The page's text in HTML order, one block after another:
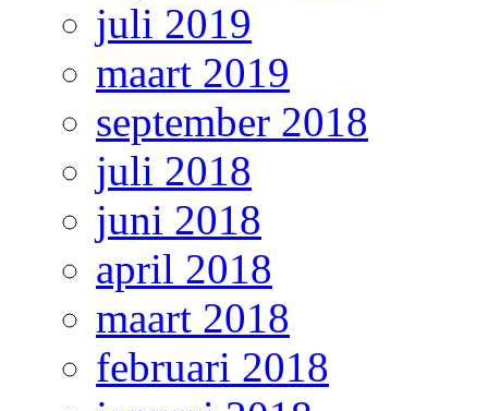
juli 2019
maart 2019
september 2018
juli 2018
juni 2018
april 2018
maart 2018
februari 2018